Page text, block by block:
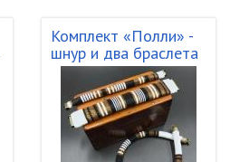
Комплект «Полли» -
шнур и два браслета